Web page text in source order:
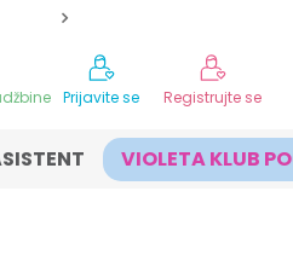
Prijavite se Registrujte se
VIOLETA KLUB